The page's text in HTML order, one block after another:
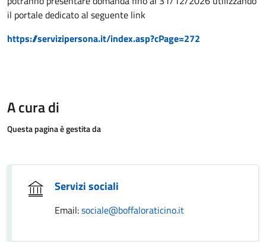
il portale dedicato al seguente link
https://servizipersona.it/index.asp?cPage=272
A cura di
Questa pagina è gestita da
Servizi sociali
Email:sociale@boffaloraticino.it